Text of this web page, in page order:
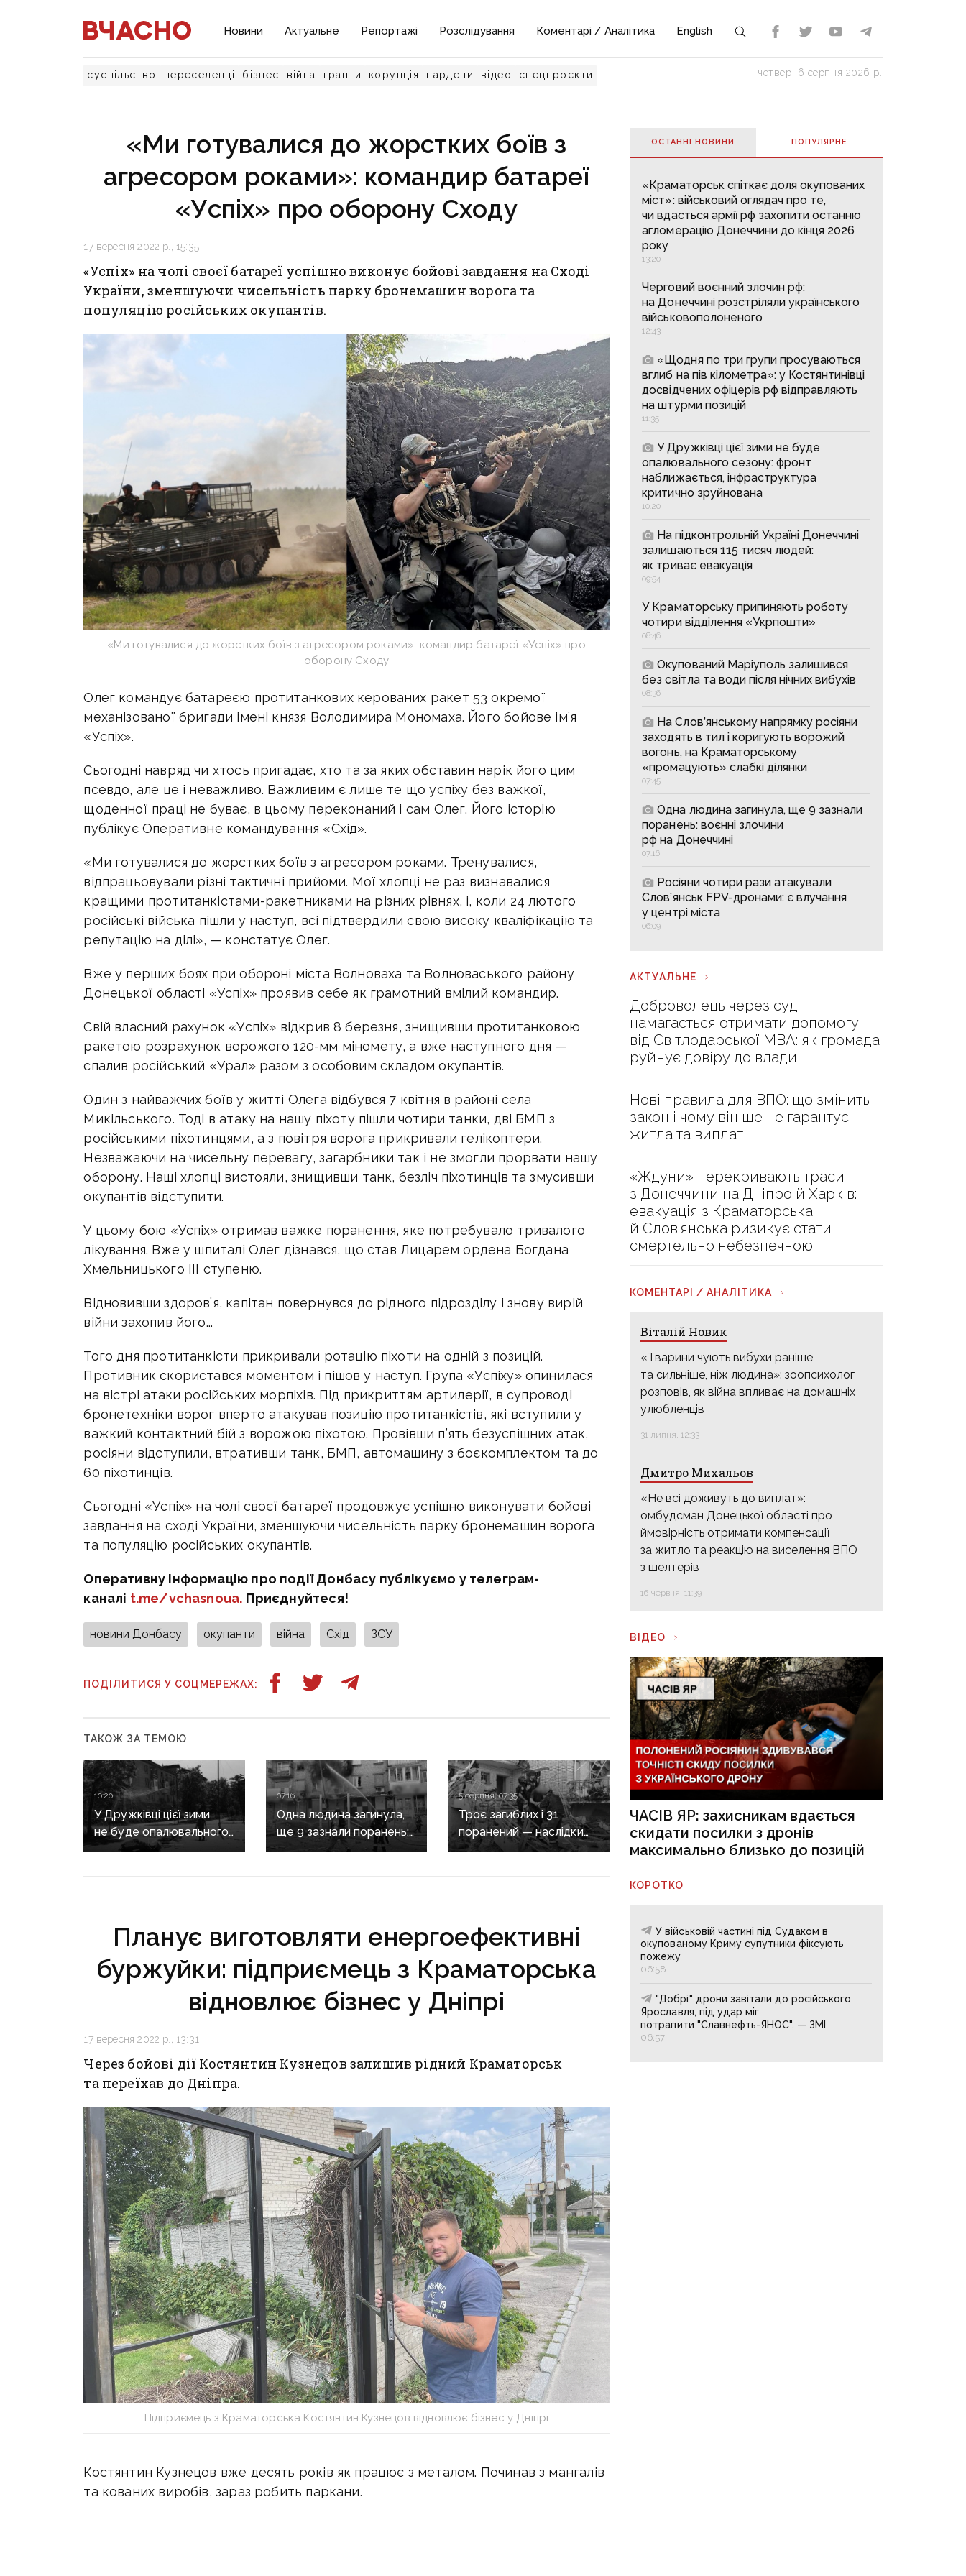
Новини Актуальне Репортажі Розслідування Коментарі / Аналітика English
суспільство переселенці бізнес війна гранти корупція нардепи відео спецпроєкти четвер, 6 серпня 2026 р.
«Ми готувалися до жорстких боїв з
агресором роками»: командир батареї
«Успіх» про оборону Сходу
17 вересня 2022 р., 15:35
«Успіх» на чолі своєї батареї успішно виконує бойові завдання на Сході
України, зменшуючи чисельність парку бронемашин ворога та
популяцію російських окупантів.
«Ми готувалися до жорстких боїв з агресором роками»: командир батареї «Успіх» про
оборону Сходу
Олег командує батареєю протитанкових керованих ракет 53 окремої
механізованої бригади імені князя Володимира Мономаха. Його бойове ім’я
«Успіх».
Сьогодні навряд чи хтось пригадає, хто та за яких обставин нарік його цим
псевдо, але це і неважливо. Важливим є лише те що успіху без важкої,
щоденної праці не буває, в цьому переконаний і сам Олег. Його історію
публікує Оперативне командування «Схід».
«Ми готувалися до жорстких боїв з агресором роками. Тренувалися,
відпрацьовували різні тактичні прийоми. Мої хлопці не раз визнавалися
кращими протитанкістами-ракетниками на різних рівнях, і, коли 24 лютого
російські війська пішли у наступ, всі підтвердили свою високу кваліфікацію та
репутацію на ділі», — констатує Олег.
Вже у перших боях при обороні міста Волноваха та Волноваського району
Донецької області «Успіх» проявив себе як грамотний вмілий командир.
Свій власний рахунок «Успіх» відкрив 8 березня, знищивши протитанковою
ракетою розрахунок ворожого 120-мм міномету, а вже наступного дня —
спалив російський «Урал» разом з особовим складом окупантів.
Один з найважчих боїв у житті Олега відбувся 7 квітня в районі села
Микільського. Тоді в атаку на нашу піхоту пішли чотири танки, дві БМП з
російськими піхотинцями, а з повітря ворога прикривали гелікоптери.
Незважаючи на чисельну перевагу, загарбники так і не змогли прорвати нашу
оборону. Наші хлопці вистояли, знищивши танк, безліч піхотинців та змусивши
окупантів відступити.
У цьому бою «Успіх» отримав важке поранення, яке потребувало тривалого
лікування. Вже у шпиталі Олег дізнався, що став Лицарем ордена Богдана
Хмельницького III ступеню.
Відновивши здоров’я, капітан повернувся до рідного підрозділу і знову вирій
війни захопив його...
Того дня протитанкісти прикривали ротацію піхоти на одній з позицій.
Противник скористався моментом і пішов у наступ. Група «Успіху» опинилася
на вістрі атаки російських морпіхів. Під прикриттям артилерії, в супроводі
бронетехніки ворог вперто атакував позицію протитанкістів, які вступили у
важкий контактний бій з ворожою піхотою. Провівши п’ять безуспішних атак,
росіяни відступили, втративши танк, БМП, автомашину з боєкомплектом та до
60 піхотинців.
Сьогодні «Успіх» на чолі своєї батареї продовжує успішно виконувати бойові
завдання на сході України, зменшуючи чисельність парку бронемашин ворога
та популяцію російських окупантів.
Оперативну інформацію про події Донбасу публікуємо у телеграм-
каналі t.me/vchasnoua. Приєднуйтеся!
новини Донбасу окупанти війна Схід ЗСУ
ПОДІЛИТИСЯ У СОЦМЕРЕЖАХ:
ТАКОЖ ЗА ТЕМОЮ
10:20
У Дружківці цієї зими
не буде опалювального
сезону: фронт
07:16
Одна людина загинула,
ще 9 зазнали поранень:
воєнні злочини
5 серпня, 07:35
Троє загиблих і 31
поранений — наслідки
масованих обстрілів
Планує виготовляти енергоефективні
буржуйки: підприємець з Краматорська
відновлює бізнес у Дніпрі
17 вересня 2022 р., 13:31
Через бойові дії Костянтин Кузнецов залишив рідний Краматорськ
та переїхав до Дніпра.
Підприємець з Краматорська Костянтин Кузнецов відновлює бізнес у Дніпрі
Костянтин Кузнецов вже десять років як працює з металом. Починав з мангалів
та кованих виробів, зараз робить паркани.
ОСТАННІ НОВИНИ ПОПУЛЯРНE
«Краматорськ спіткає доля окупованих
міст»: військовий оглядач про те,
чи вдасться армії рф захопити останню
агломерацію Донеччини до кінця 2026
року
13:20
Черговий воєнний злочин рф:
на Донеччині розстріляли українського
військовополоненого
12:43
«Щодня по три групи просуваються
вглиб на пів кілометра»: у Костянтинівці
досвідчених офіцерів рф відправляють
на штурми позицій
11:35
У Дружківці цієї зими не буде
опалювального сезону: фронт
наближається, інфраструктура
критично зруйнована
10:20
На підконтрольній Україні Донеччині
залишаються 115 тисяч людей:
як триває евакуація
09:54
У Краматорську припиняють роботу
чотири відділення «Укрпошти»
08:46
Окупований Маріуполь залишився
без світла та води після нічних вибухів
08:36
На Слов’янському напрямку росіяни
заходять в тил і коригують ворожий
вогонь, на Краматорському
«промацують» слабкі ділянки
07:45
Одна людина загинула, ще 9 зазнали
поранень: воєнні злочини
рф на Донеччині
07:16
Росіяни чотири рази атакували
Слов’янськ FPV-дронами: є влучання
у центрі міста
06:09
АКТУАЛЬНЕ
Доброволець через суд
намагається отримати допомогу
від Світлодарської МВА: як громада
руйнує довіру до влади
Нові правила для ВПО: що змінить
закон і чому він ще не гарантує
житла та виплат
«Ждуни» перекривають траси
з Донеччини на Дніпро й Харків:
евакуація з Краматорська
й Слов’янська ризикує стати
смертельно небезпечною
КОМЕНТАРІ / АНАЛІТИКА
Віталій Новик
«Тварини чують вибухи раніше
та сильніше, ніж людина»: зоопсихолог
розповів, як війна впливає на домашніх
улюбленців
31 липня, 12:33
Дмитро Михальов
«Не всі доживуть до виплат»:
омбудсман Донецької області про
ймовірність отримати компенсації
за житло та реакцію на виселення ВПО
з шелтерів
16 червня, 11:39
ВІДЕО
ЧАСІВ ЯР: захисникам вдається
скидати посилки з дронів
максимально близько до позицій
КОРОТКО
У військовій частині під Судаком в
окупованому Криму супутники фіксують
пожежу
06:58
"Добрі" дрони завітали до російського
Ярославля, під удар міг
потрапити "Славнефть-ЯНОС", — ЗМІ
06:57